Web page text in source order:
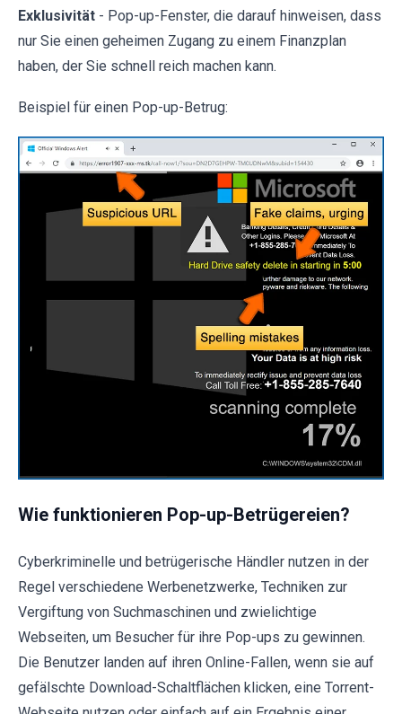
Exklusivität - Pop-up-Fenster, die darauf hinweisen, dass
nur Sie einen geheimen Zugang zu einem Finanzplan
haben, der Sie schnell reich machen kann.
Beispiel für einen Pop-up-Betrug:
Wie funktionieren Pop-up-Betrügereien?
Cyberkriminelle und betrügerische Händler nutzen in der
Regel verschiedene Werbenetzwerke, Techniken zur
Vergiftung von Suchmaschinen und zwielichtige
Webseiten, um Besucher für ihre Pop-ups zu gewinnen.
Die Benutzer landen auf ihren Online-Fallen, wenn sie auf
gefälschte Download-Schaltflächen klicken, eine Torrent-